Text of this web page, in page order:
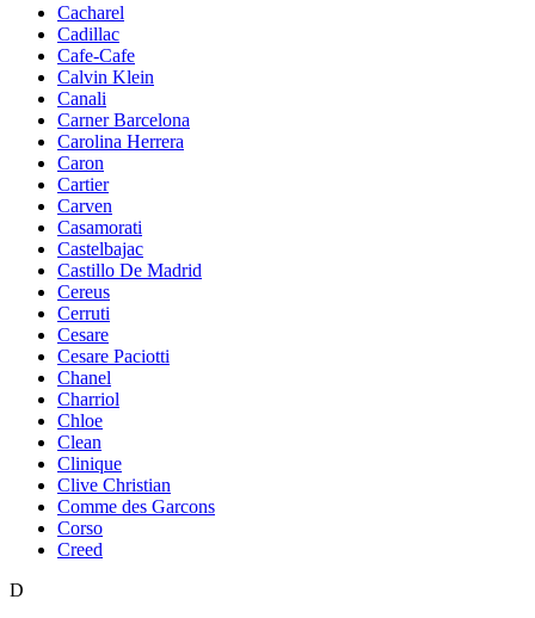
Cacharel
Cadillac
Cafe-Cafe
Calvin Klein
Canali
Carner Barcelona
Carolina Herrera
Caron
Cartier
Carven
Casamorati
Castelbajac
Castillo De Madrid
Cereus
Cerruti
Cesare
Cesare Paciotti
Chanel
Charriol
Chloe
Clean
Clinique
Clive Christian
Comme des Garcons
Corso
Creed
D